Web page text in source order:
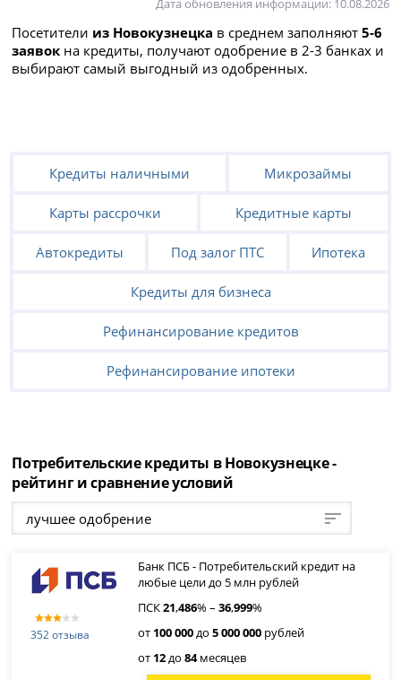
Дата обновления информации: 10.08.2026
Посетители из Новокузнецка в среднем заполняют5-6
заявок на кредиты, получают одобрение в 2-3 банках и
выбирают самый выгодный из одобренных.
Кредиты наличными Микрозаймы
Карты рассрочки Кредитные карты
Автокредиты Под залог ПТС Ипотека
Кредиты для бизнеса
Рефинансирование кредитов
Рефинансирование ипотеки
Потребительские кредиты в Новокузнецке -
рейтинг и сравнение условий
лучшее одобрение
352 отзыва
Банк ПСБ - Потребительский кредит на
любые цели до 5 млн рублей
ПСК21,486% –36,999%
от 100 000до5 000 000 рублей
от 12до84месяцев